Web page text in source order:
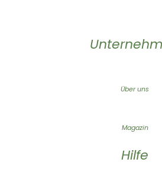
Über uns
Magazin
Hilfe